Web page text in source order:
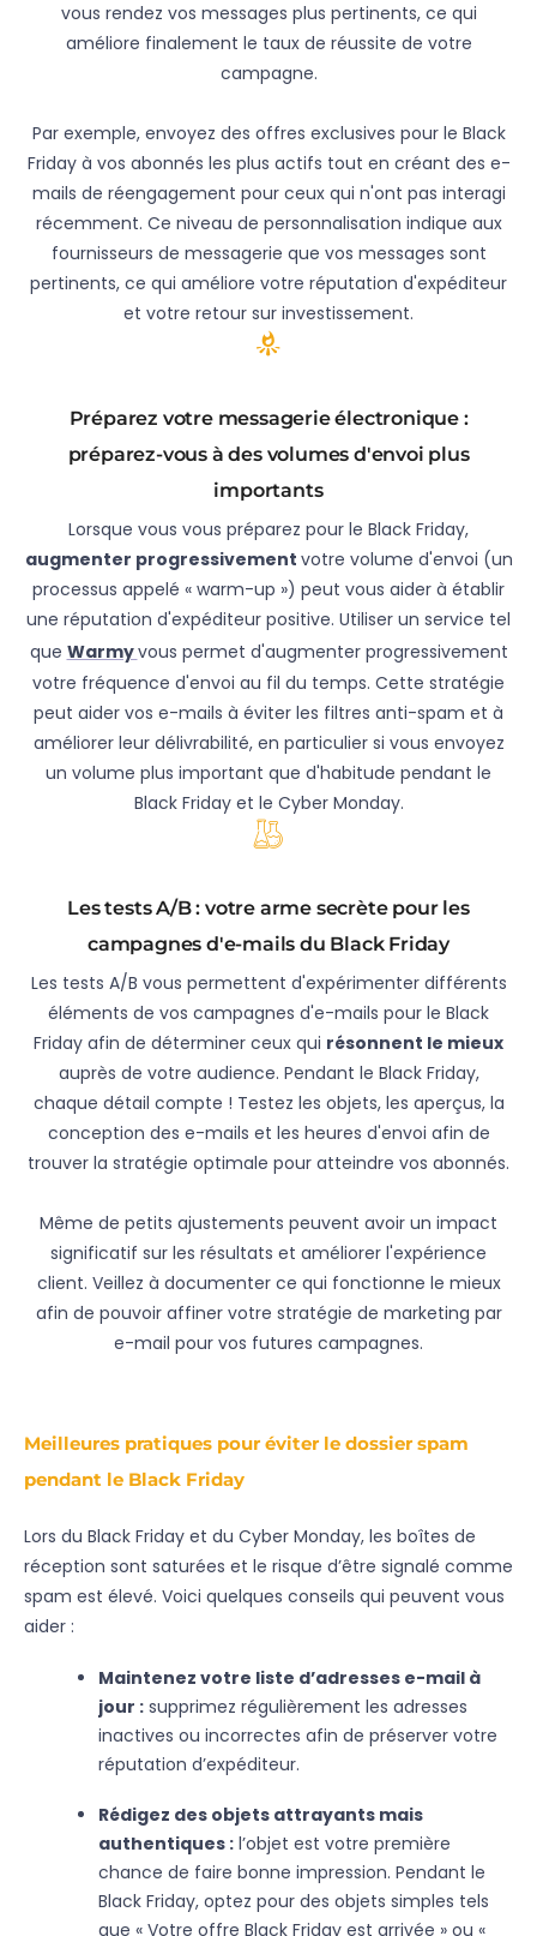
vous rendez vos messages plus pertinents, ce qui
améliore finalement le taux de réussite de votre
campagne.
Par exemple, envoyez des offres exclusives pour le Black
Friday à vos abonnés les plus actifs tout en créant des e-
mails de réengagement pour ceux qui n'ont pas interagi
récemment. Ce niveau de personnalisation indique aux
fournisseurs de messagerie que vos messages sont
pertinents, ce qui améliore votre réputation d'expéditeur
et votre retour sur investissement.
Préparez votre messagerie électronique :
préparez-vous à des volumes d'envoi plus
importants
Lorsque vous vous préparez pour le Black Friday,
augmenter progressivement votre volume d'envoi (un
processus appelé « warm-up ») peut vous aider à établir
une réputation d'expéditeur positive. Utiliser un service tel
que Warmyvous permet d'augmenter progressivement
votre fréquence d'envoi au fil du temps. Cette stratégie
peut aider vos e-mails à éviter les filtres anti-spam et à
améliorer leur délivrabilité, en particulier si vous envoyez
un volume plus important que d'habitude pendant le
Black Friday et le Cyber Monday.
Les tests A/B : votre arme secrète pour les
campagnes d'e-mails du Black Friday
Les tests A/B vous permettent d'expérimenter différents
éléments de vos campagnes d'e-mails pour le Black
Friday afin de déterminer ceux qui résonnent le mieux
auprès de votre audience. Pendant le Black Friday,
chaque détail compte ! Testez les objets, les aperçus, la
conception des e-mails et les heures d'envoi afin de
trouver la stratégie optimale pour atteindre vos abonnés.
Même de petits ajustements peuvent avoir un impact
significatif sur les résultats et améliorer l'expérience
client. Veillez à documenter ce qui fonctionne le mieux
afin de pouvoir affiner votre stratégie de marketing par
e-mail pour vos futures campagnes.
Meilleures pratiques pour éviter le dossier spam
pendant le Black Friday
Lors du Black Friday et du Cyber Monday, les boîtes de
réception sont saturées et le risque d’être signalé comme
spam est élevé. Voici quelques conseils qui peuvent vous
aider :
Maintenez votre liste d’adresses e-mail à
jour : supprimez régulièrement les adresses
inactives ou incorrectes afin de préserver votre
réputation d’expéditeur.
Rédigez des objets attrayants mais
authentiques : l’objet est votre première
chance de faire bonne impression. Pendant le
Black Friday, optez pour des objets simples tels
que « Votre offre Black Friday est arrivée » ou «